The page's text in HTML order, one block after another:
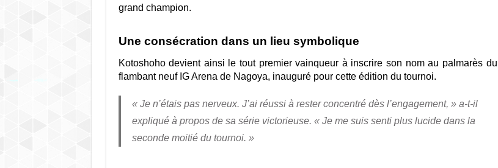
grand champion.
Une consécration dans un lieu symbolique
Kotoshoho devient ainsi le tout premier vainqueur à inscrire son nom au palmarès du
flambant neuf IG Arena de Nagoya, inauguré pour cette édition du tournoi.
« Je n’étais pas nerveux. J’ai réussi à rester concentré dès l’engagement, » a-t-il
expliqué à propos de sa série victorieuse. « Je me suis senti plus lucide dans la
seconde moitié du tournoi. »